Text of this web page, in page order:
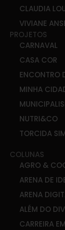
CLAUDIA
VIVIANE
PROJETOS
CARNAVAL
CASA COR
ENCONTRO
MINHA
NUTRI&CO
TORCIDA
COLUNAS
AGRO &
ARENA DE
ARENA
ALÉM DO
CARREIRA